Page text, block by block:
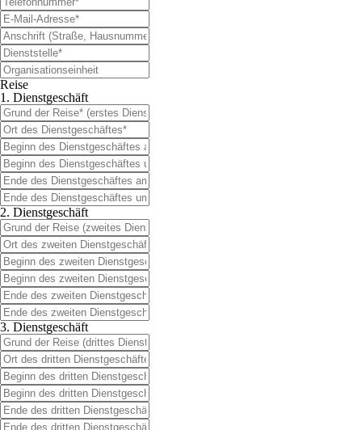
Reise
1. Dienstgeschäft
2. Dienstgeschäft
3. Dienstgeschäft